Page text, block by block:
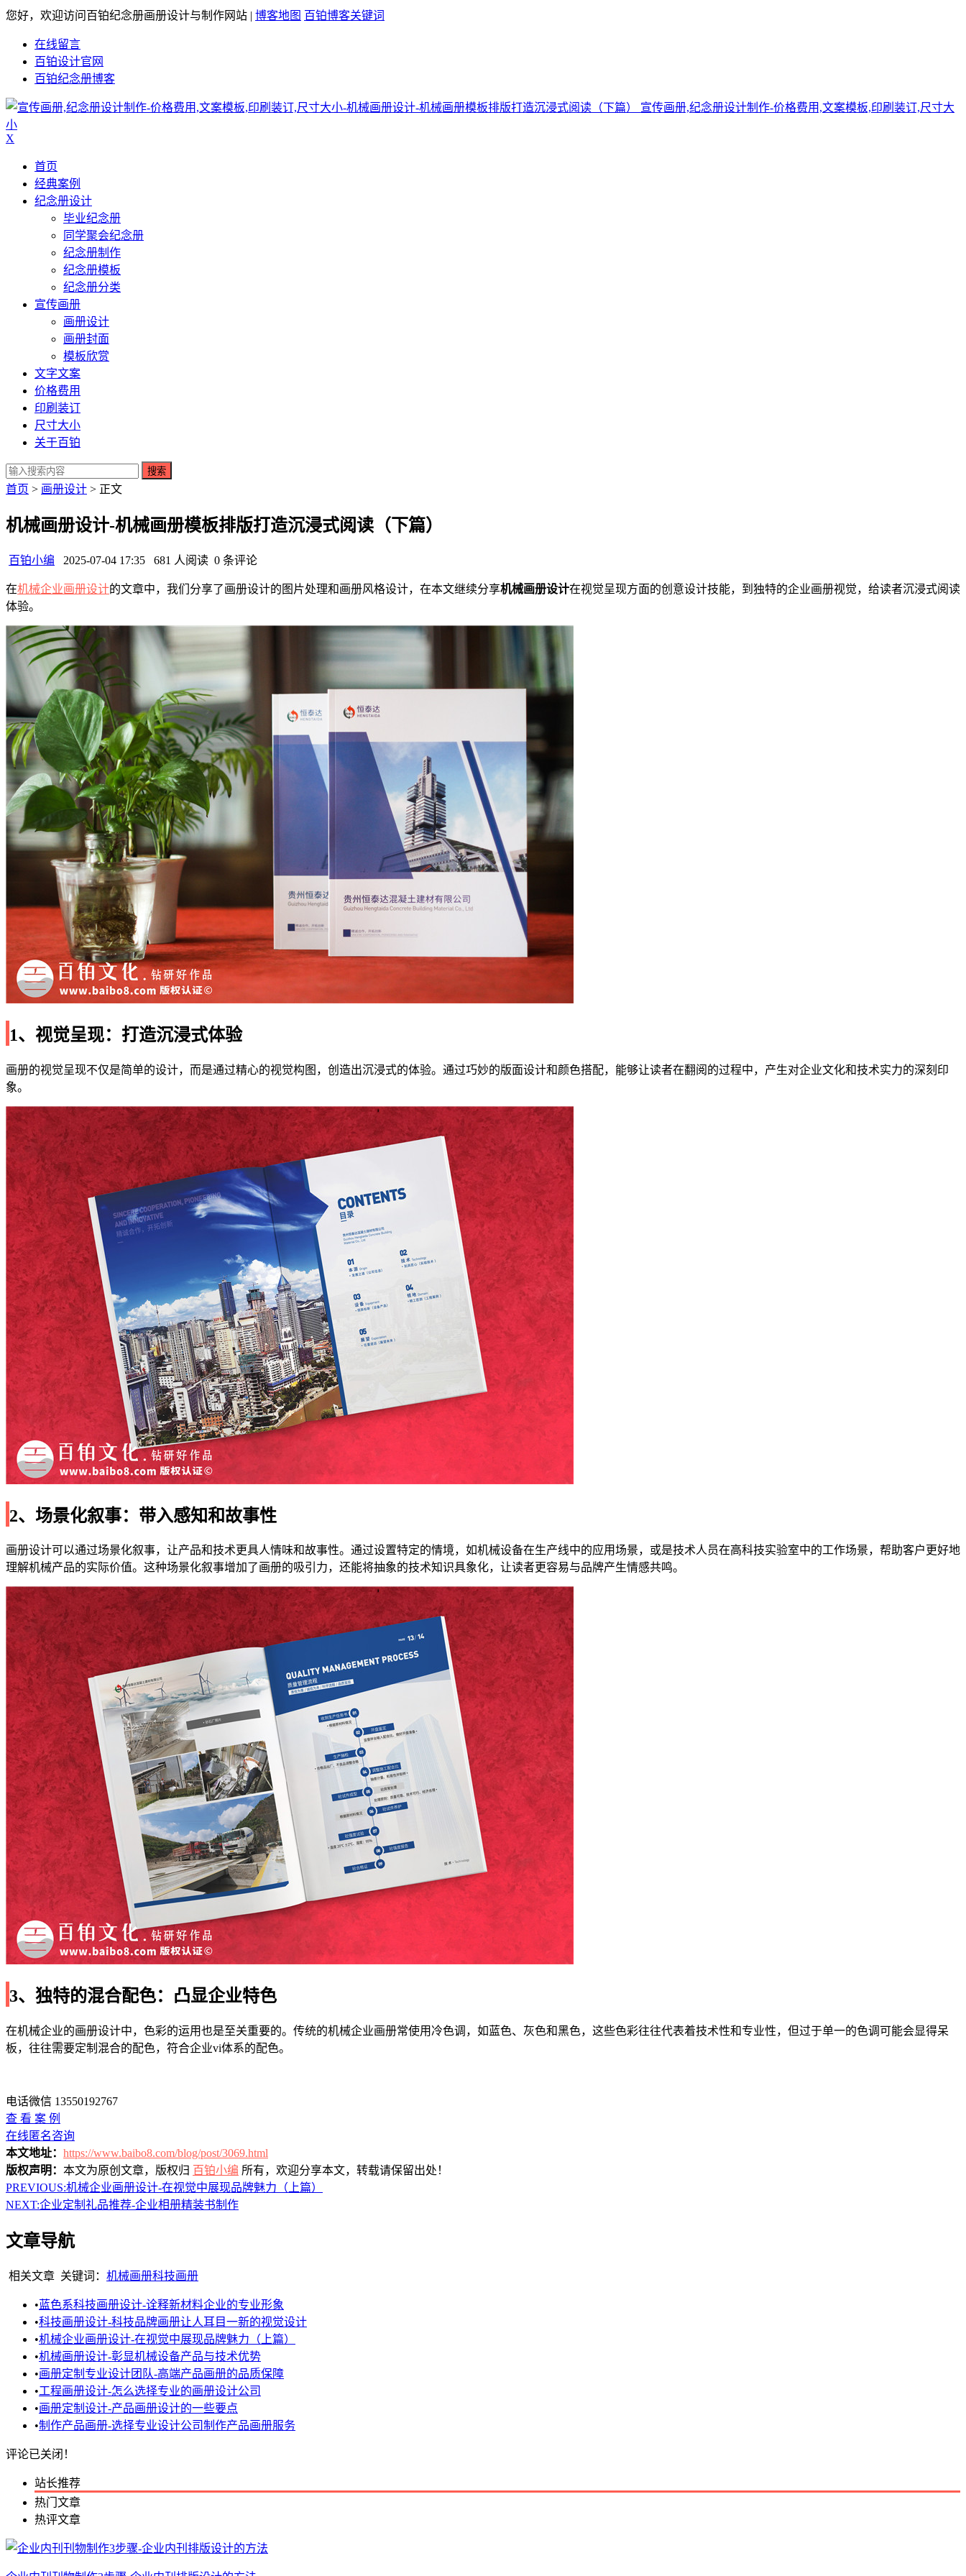
您好，欢迎访问百铂纪念册画册设计与制作网站 | 博客地图 百铂博客关键词
在线留言
百铂设计官网
百铂纪念册博客
宣传画册,纪念册设计制作-价格费用,文案模板,印刷装订,尺寸大
小
X
首页
经典案例
纪念册设计
毕业纪念册
同学聚会纪念册
纪念册制作
纪念册模板
纪念册分类
宣传画册
画册设计
画册封面
模板欣赏
文字文案
价格费用
印刷装订
尺寸大小
关于百铂
搜索
首页 > 画册设计 > 正文
机械画册设计-机械画册模板排版打造沉浸式阅读（下篇）
百铂小编 2025-07-04 17:35 681 人阅读 0 条评论
在机械企业画册设计的文章中，我们分享了画册设计的图片处理和画册风格设计，在本文继续分享机械画册设计在视觉呈现方面的创意设计技能，到独特的企业画册视觉，给读者沉浸式阅读
体验。
1、视觉呈现：打造沉浸式体验
画册的视觉呈现不仅是简单的设计，而是通过精心的视觉构图，创造出沉浸式的体验。通过巧妙的版面设计和颜色搭配，能够让读者在翻阅的过程中，产生对企业文化和技术实力的深刻印
象。
2、场景化叙事：带入感知和故事性
画册设计可以通过场景化叙事，让产品和技术更具人情味和故事性。通过设置特定的情境，如机械设备在生产线中的应用场景，或是技术人员在高科技实验室中的工作场景，帮助客户更好地
理解机械产品的实际价值。这种场景化叙事增加了画册的吸引力，还能将抽象的技术知识具象化，让读者更容易与品牌产生情感共鸣。
3、独特的混合配色：凸显企业特色
在机械企业的画册设计中，色彩的运用也是至关重要的。传统的机械企业画册常使用冷色调，如蓝色、灰色和黑色，这些色彩往往代表着技术性和专业性，但过于单一的色调可能会显得呆
板，往往需要定制混合的配色，符合企业vi体系的配色。
电话微信 13550192767
查 看 案 例
在线匿名咨询
本文地址： https://www.baibo8.com/blog/post/3069.html
版权声明： 本文为原创文章，版权归 百铂小编 所有，欢迎分享本文，转载请保留出处！
PREVIOUS:机械企业画册设计-在视觉中展现品牌魅力（上篇）
NEXT:企业定制礼品推荐-企业相册精装书制作
文章导航
相关文章 关键词： 机械画册科技画册
•蓝色系科技画册设计-诠释新材料企业的专业形象
•科技画册设计-科技品牌画册让人耳目一新的视觉设计
•机械企业画册设计-在视觉中展现品牌魅力（上篇）
•机械画册设计-彰显机械设备产品与技术优势
•画册定制专业设计团队-高端产品画册的品质保障
•工程画册设计-怎么选择专业的画册设计公司
•画册定制设计-产品画册设计的一些要点
•制作产品画册-选择专业设计公司制作产品画册服务
评论已关闭！
站长推荐
热门文章
热评文章